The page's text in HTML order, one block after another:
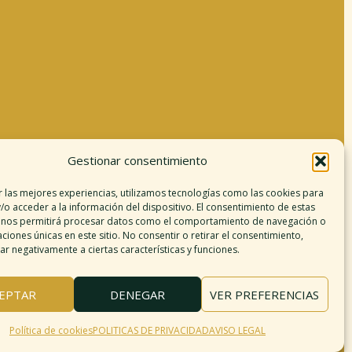
Gestionar consentimiento
las mejores experiencias, utilizamos tecnologías como las cookies para
o acceder a la información del dispositivo. El consentimiento de estas
permitirá procesar datos como el comportamiento de navegación o
únicas en este sitio. No consentir o retirar el consentimiento,
negativamente a ciertas características y funciones.
DENEGAR VER PREFERENCIAS
Política de cookiesPOLITICAS DE PRIVACIDADAVISO LEGAL
Aviso legal
de responsabilidad
Política de cookies
y condiciones
Mapa del sitio